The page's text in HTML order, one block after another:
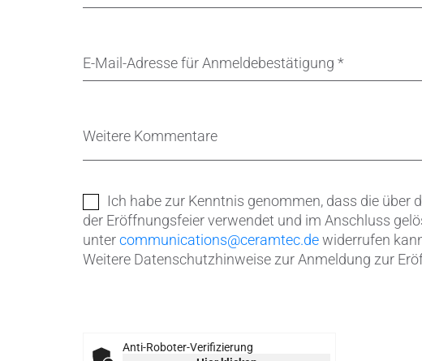
E-Mail-Adresse für Anmeldebestätigung *
Weitere Kommentare
Ich habe zur Kenntnis genommen, dass die
der Eröffnungsfeier verwendet und im Anschluss
untercommunications@ceramtec.dewiderrufen
Weitere Datenschutzhinweise zur Anmeldung zur
Anti-Roboter-Verifizierung